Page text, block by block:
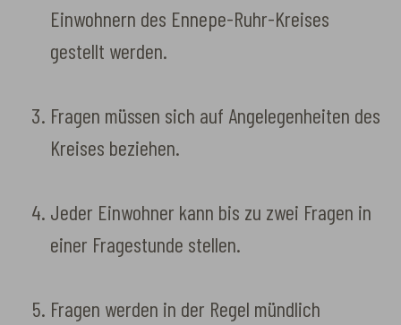
Einwohnern des Ennepe-Ruhr-Kreises
gestellt werden.
Fragen müssen sich auf Angelegenheiten des
Kreises beziehen.
Jeder Einwohner kann bis zu zwei Fragen in
einer Fragestunde stellen.
Fragen werden in der Regel mündlich